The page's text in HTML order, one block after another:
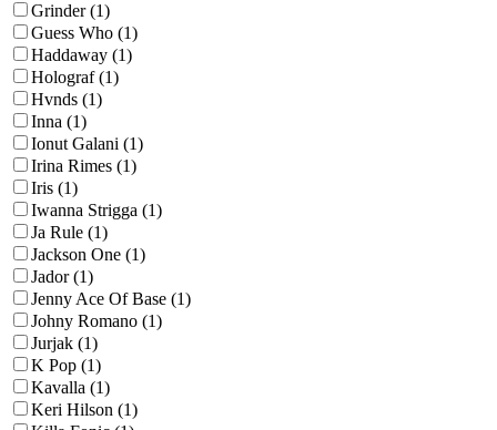
Grinder (1)
Guess Who (1)
Haddaway (1)
Holograf (1)
Hvnds (1)
Inna (1)
Ionut Galani (1)
Irina Rimes (1)
Iris (1)
Iwanna Strigga (1)
Ja Rule (1)
Jackson One (1)
Jador (1)
Jenny Ace Of Base (1)
Johny Romano (1)
Jurjak (1)
K Pop (1)
Kavalla (1)
Keri Hilson (1)